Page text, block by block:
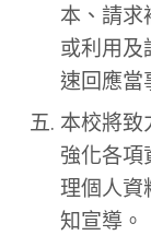
本、請求
或利用及
速回應當
本校將致
強化各項
理個人資
知宣導。